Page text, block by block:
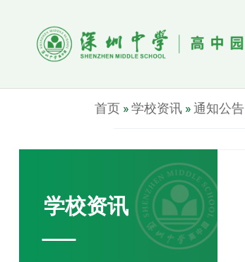
首页 »学校资讯 »通知公告
学校资讯